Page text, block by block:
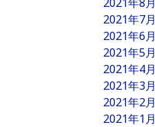
2021年7月
2021年6月
2021年5月
2021年4月
2021年3月
2021年2月
2021年1月